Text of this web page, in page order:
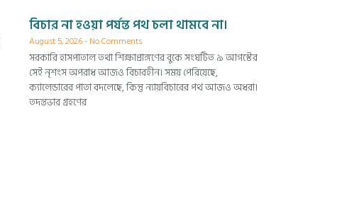
বিচার না হওয়া পর্যন্ত পথ চলা থামবে না।
August 5, 2026 No Comments
সরকারি হাসপাতাল তথা শিক্ষাপ্রাঙ্গণের বুকে সংঘটিত ৯ আগস্টের
সেই নৃশংস অপরাধ আজও বিচারহীন। সময় পেরিয়েছে,
ক্যালেন্ডারের পাতা বদলেছে, কিন্তু ন্যায়বিচারের পথ আজও অধরা।
তদন্তভার গ্রহণের